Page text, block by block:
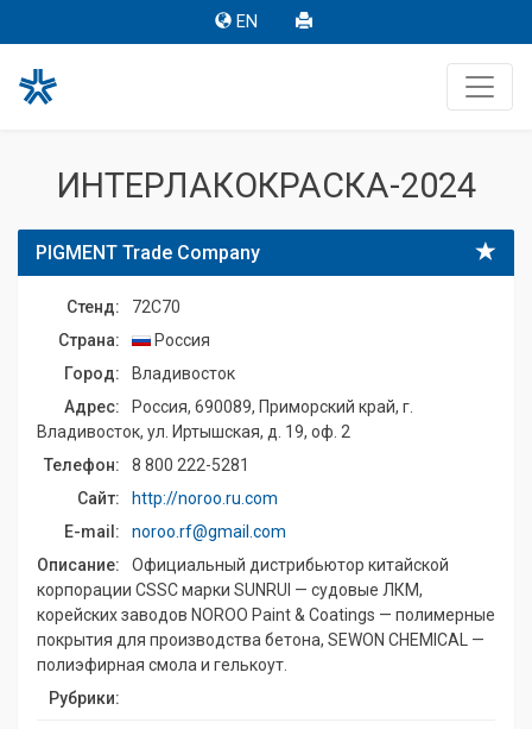
EN
ИНТЕРЛАКОКРАСКА-2024
PIGMENT Trade Company
Стенд:
72C70
Страна:
Россия
Город:
Владивосток
Адрес:
Россия, 690089, Приморский край, г.
Владивосток, ул. Иртышская, д. 19, оф. 2
Телефон:
8 800 222-5281
Сайт:
http://noroo.ru.com
E-mail:
noroo.rf@gmail.com
Описание:
Официальный дистрибьютор китайской
корпорации CSSC марки SUNRUI — судовые ЛКМ,
корейских заводов NOROO Paint & Coatings — полимерные
покрытия для производства бетона, SEWON CHEMICAL —
полиэфирная смола и гелькоут.
Рубрики: